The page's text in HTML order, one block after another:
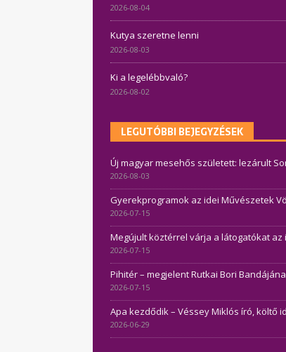
2026-08-04
Kutya szeretne lenni
2026-08-03
Ki a legelébbvaló?
2026-08-02
LEGUTÓBBI BEJEGYZÉSEK
Új magyar mesehős született: lezárult
2026-08-03
Gyerekprogramok az idei Művészetek
2026-07-15
Megújult köztérrel várja a látogatókat az
2026-07-15
Pihitér – megjelent Rutkai Bori
2026-07-15
Apa kezdődik – Véssey Miklós író, költő
2026-06-29